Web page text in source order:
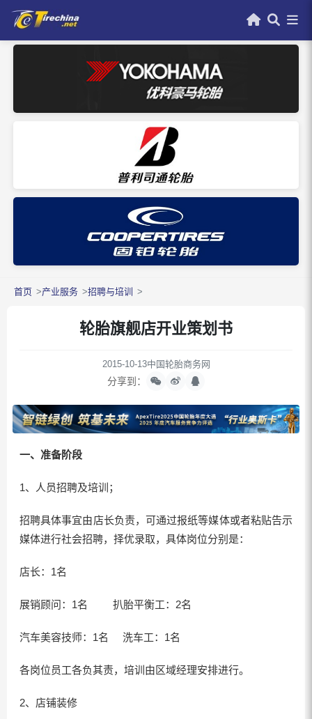
首页 产业服务 招聘与培训
轮胎旗舰店开业策划书
2015-10-13中国轮胎商务网
分享到：
一、准备阶段
1、人员招聘及培训；
招聘具体事宜由店长负责，可通过报纸等媒体或者粘贴告示
媒体进行社会招聘，择优录取，具体岗位分别是：
店长：1名
展销顾问：1名 扒胎平衡工：2名
汽车美容技师：1名 洗车工：1名
各岗位员工各负其责，培训由区域经理安排进行。
2、店铺装修